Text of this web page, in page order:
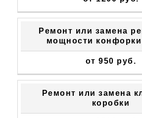
Ремонт или замена
мощности
от 950 руб.
Ремонт или замена
коробки